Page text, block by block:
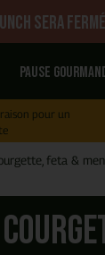
sera fermé
Pause
pour un
feta &